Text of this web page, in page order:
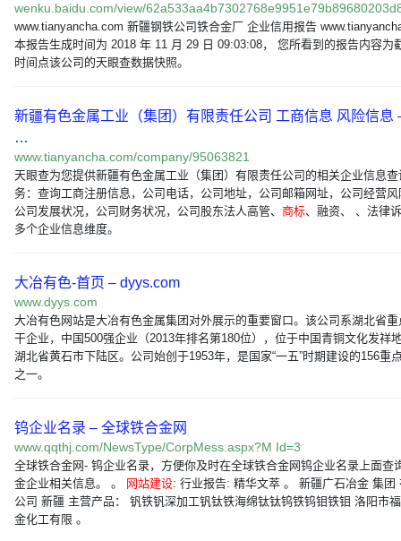
wenku.baidu.com/view/
www.tianyancha.com 新疆钢铁公司铁合金厂 企业信用报告
本报告生成时间为 2018 年 11 月 29 日 09:03:08， 您所看到的报告内容为
时间点该公司的天眼查数据快照。
新疆有色金属工业（集团）有限责任公司 工商信息 风险信息
…
www.tianyancha.com/company/95063821
天眼查为您提供新疆有色金属工业（集团）有限责任公司的相关企业信息查
务：查询工商注册信息，公司电话，公司地址，公司邮箱网址，公司经营风
公司发展状况，公司财务状况，公司股东法人高管、 商标、融资、 、法律
多个企业信息维度。
大冶有色-首页 – dyys.com
www.dyys.com
大冶有色网站是大冶有色金属集团对外展示的重要窗口。该公司系湖北省重
干企业，中国500强企业（2013年排名第180位），位于中国青铜文化发
湖北省黄石市下陆区。公司始创于1953年，是国家“一五”时期建设的156重
之一。
钨企业名录 – 全球铁合金网
www.qqthj.com/NewsType/CorpMess.aspx?M Id=3
全球铁合金网- 钨企业名录，方便你及时在全球铁合金网钨企业名录上面查
金企业相关信息。 。
网站建设: 行业报告: 精华文萃 。 新疆广石冶金 集团
公司 新疆 主营产品： 钒铁钒深加工钒钛铁海绵钛钛钨铁钨钼铁钼 洛阳市
金化工有限 。